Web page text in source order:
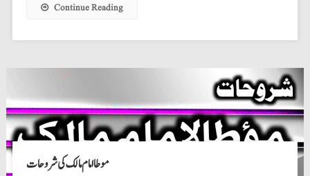
Continue Reading
موطا امام مالک کی شروحات